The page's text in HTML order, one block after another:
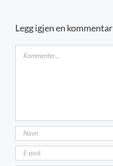
Legg igjen en kommentar